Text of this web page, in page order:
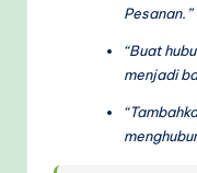
Pesanan.”
“Buat
menjadi